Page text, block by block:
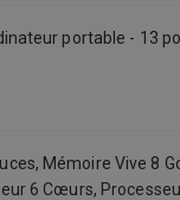
portable - 13
Mémoire Vive 8
6 Cœurs,